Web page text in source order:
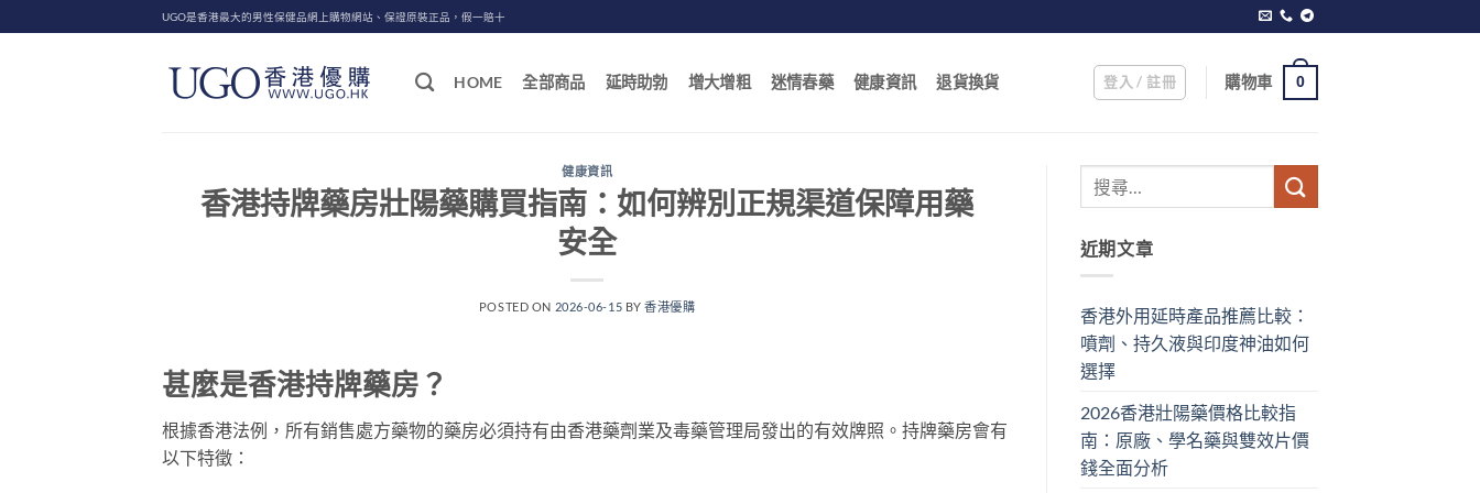
to
UGO是香港最大的男性保健品網上購物網站、保證原裝正品，假一賠十
HOME 全部商品 延時助勃 增大增粗 迷情春藥 健康資訊 退貨換貨 登入 / 註冊 購物車 0
健康資訊
香港持牌藥房壯陽藥購買指南：如何辨別正規渠道保障用藥
安全
POSTED ON 2026-06-15 BY香港優購
甚麼是香港持牌藥房？
根據香港法例，所有銷售處方藥物的藥房必須持有由香港藥劑業及毒藥管理局發出的有效牌照。持牌藥房會有
以下特徵：
近期文章
香港外用延時產品推薦比較：
噴劑、持久液與印度神油如何
選擇
2026香港壯陽藥價格比較指
南：原廠、學名藥與雙效片價
錢全面分析